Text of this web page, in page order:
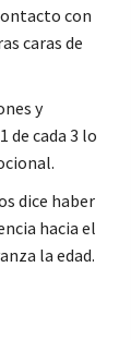
con
caras de
y
de cada 3 lo
dice haber
hacia el
la edad.